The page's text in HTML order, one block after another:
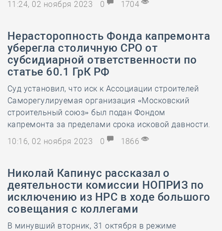
11:24, 02 ноября 2023
0 1704
Нерасторопность Фонда капремонта
уберегла столичную СРО от
субсидиарной ответственности по
статье 60.1 ГрК РФ
Суд установил, что иск к Ассоциации строителей
Саморегулируемая организация «Московский
строительный союз» был подан Фондом
капремонта за пределами срока исковой давности.
10:16, 02 ноября 2023
0 1866
Николай Капинус рассказал о
деятельности комиссии НОПРИЗ по
исключению из НРС в ходе большого
совещания с коллегами
В минувший вторник, 31 октября в режиме